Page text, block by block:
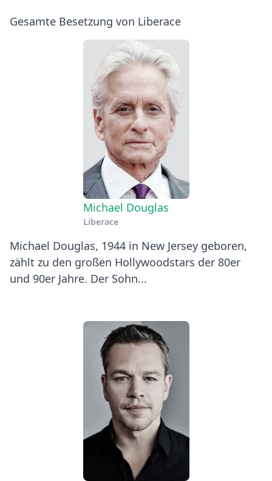
Gesamte Besetzung von Liberace
Michael Douglas
Liberace
Michael Douglas, 1944 in New Jersey geboren,
zählt zu den großen Hollywoodstars der 80er
und 90er Jahre. Der Sohn...